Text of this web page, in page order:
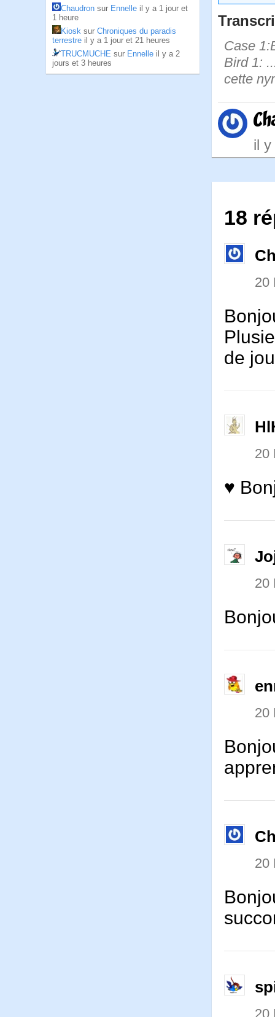
Chaudron sur Ennelle il y a 1 jour et
1 heure
Kiosk sur Chroniques du paradis
terrestre il y a 1 jour et 21 heures
TRUCMUCHE sur Ennelle il y a 2
jours et 3 heures
Case
Bird 1:
cette
il
18
20
de
20
♥
20
20
20
20